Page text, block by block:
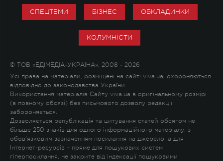
СПЕЦТЕМИ БІЗНЕС ОБКЛАДИНКИ
КОЛУМНІСТИ
© ТОВ «ЕДІМЕДІА-УКРАЇНА», 2008 - 2026
Усі права на матеріали, розміщені на сайті viva.ua, охороняються
відповідно до законодавства України.
Використання матеріалів Сайту viva.ua в оригінальному розмірі
(в повному обсязі) без письмового дозволу редакції
забороняється.
Дозволяється републікація та цитування статей обсягом не
більше 250 знаків для одного інформаційного матеріалу, з
обов'язковим зазначенням посилання на джерело, а для
Інтернет-ресурсів – пряме для пошукових систем
гіперпосилання, не закрите від індексації пошуковими